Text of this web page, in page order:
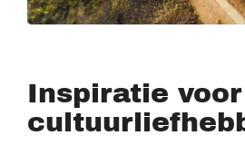
Inspiratie voor